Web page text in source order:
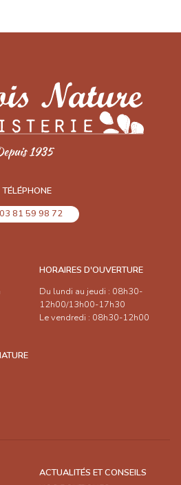
TÉLÉPHONE
03 81 59 98 72
HORAIRES D'OUVERTURE
Du lundi au jeudi : 08h30-
12h00/13h00-17h30
Le vendredi : 08h30-12h00
ACTUALITÉS ET CONSEILS